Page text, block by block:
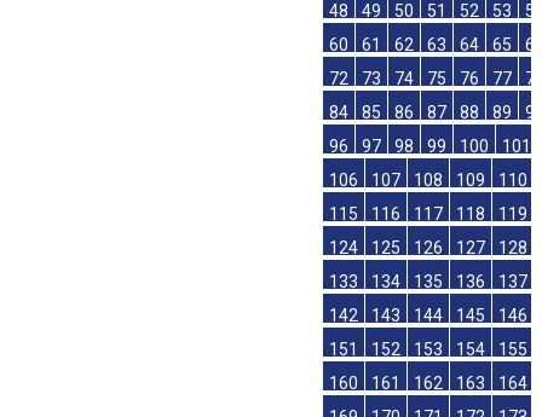
48
49 50 51 52 53
60
61 62 63 64 65
72
73 74 75 76 77
84
85 86 87 88 89
96
97 98 99 100
101
106
107 108 109 110
115
116 117 118 119
124
125 126 127 128
133
134 135 136 137
142
143 144 145 146
151
152 153 154 155
160
161 162 163 164